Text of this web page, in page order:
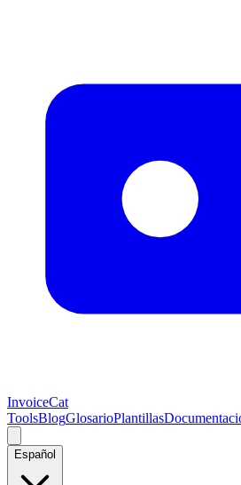
InvoiceCat
ToolsBlogGlosarioPlantillas
Español